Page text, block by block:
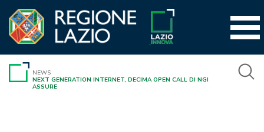
contenuto
NEWS
NEXT GENERATION INTERNET, DECIMA OPEN CALL DI NGI
ASSURE